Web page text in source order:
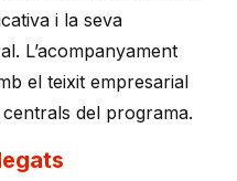
i la seva
L’acompanyament
el teixit empresarial
del programa.